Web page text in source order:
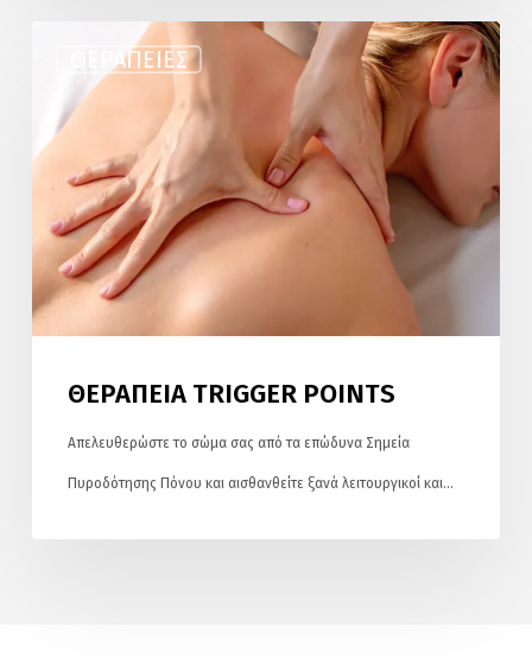
ΘΕΡΑΠΕΊΕΣ
TRIGGER
POINTS
ΘΕΡΑΠΕΙΑ TRIGGER POINTS
Απελευθερώστε το σώμα σας από τα επώδυνα Σημεία
Πυροδότησης Πόνου και αισθανθείτε ξανά λειτουργικοί και…